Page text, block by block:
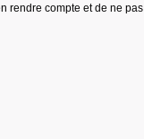
rendre compte et de ne pas